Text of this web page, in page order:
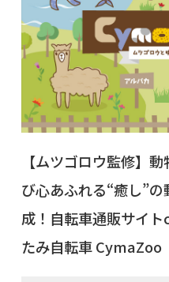
【ムツゴロウ監修】
び心あふれる“癒し”
成！自転車通販サイ
たみ自転車 CymaZoo